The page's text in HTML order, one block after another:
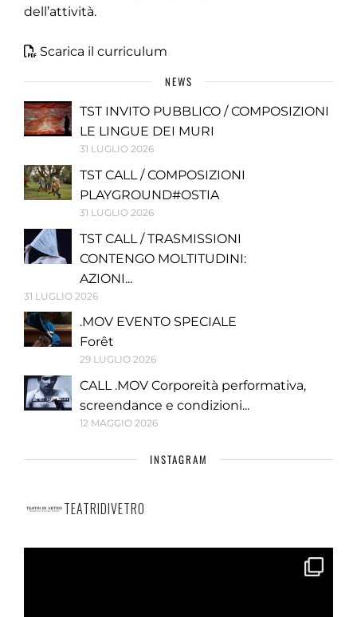
dell’attività.
Scarica il curriculum
NEWS
TST INVITO PUBBLICO / COMPOSIZIONI
LE LINGUE DEI MURI
31 LUGLIO 2026
TST CALL / COMPOSIZIONI
PLAYGROUND#OSTIA
31 LUGLIO 2026
TST CALL / TRASMISSIONI
CONTENGO MOLTITUDINI:
AZIONI...
31 LUGLIO 2026
.MOV EVENTO SPECIALE
Forêt
29 LUGLIO 2026
CALL .MOV Corporeità performativa,
screendance e condizioni...
12 MAGGIO 2026
INSTAGRAM
TEATRIDIVETRO